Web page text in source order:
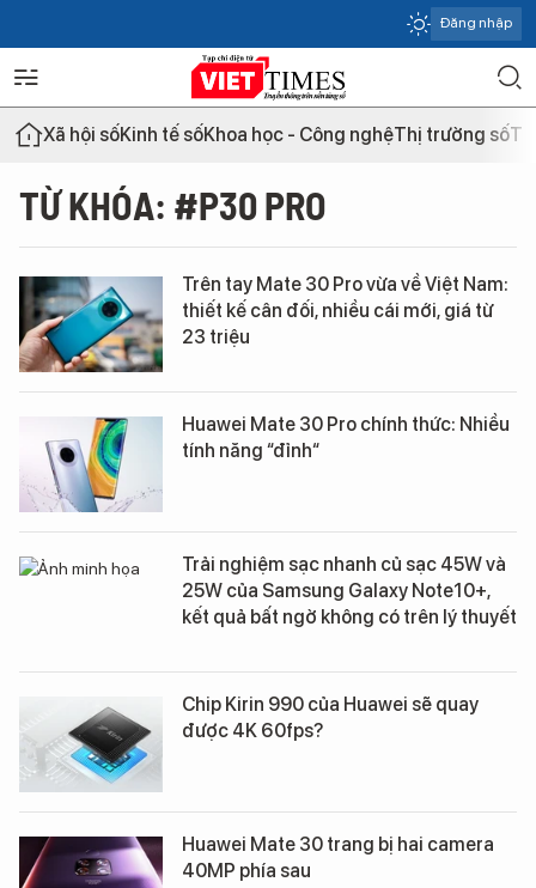
Đăng nhập
Xã hội sốKinh tế sốKhoa học - Công nghệThị trường số
TỪ KHÓA: #P30 PRO
Trên tay Mate 30 Pro vừa về Việt Nam:
thiết kế cân đối, nhiều cái mới, giá từ
23 triệu
Huawei Mate 30 Pro chính thức: Nhiều
tính năng “đỉnh“
Trải nghiệm sạc nhanh củ sạc 45W và
25W của Samsung Galaxy Note10+,
kết quả bất ngờ không có trên lý thuyết
Chip Kirin 990 của Huawei sẽ quay
được 4K 60fps?
Huawei Mate 30 trang bị hai camera
40MP phía sau